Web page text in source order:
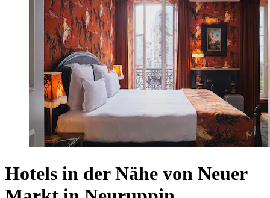
Hotels in der Nähe von Neuer